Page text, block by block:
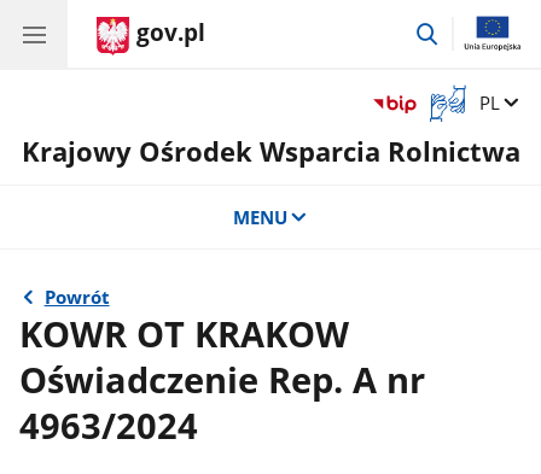
gov.pl
przejdź
Otwórz
okno
z
Zmień
PL
Krajowy Ośrodek Wsparcia Rolnictwa
MENU
Powrót
KOWR OT KRAKOW
Oświadczenie Rep. A nr
4963/2024